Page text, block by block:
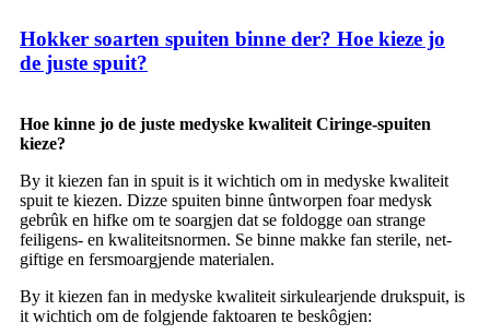
Hokker soarten spuiten binne der? Hoe kieze jo
de juste spuit?
Hoe kinne jo de juste medyske kwaliteit Ciringe-spuiten
kieze?
By it kiezen fan in spuit is it wichtich om in medyske kwaliteit
spuit te kiezen. Dizze spuiten binne ûntworpen foar medysk
gebrûk en hifke om te soargjen dat se foldogge oan strange
feiligens- en kwaliteitsnormen. Se binne makke fan sterile, net-
giftige en fersmoargjende materialen.
By it kiezen fan in medyske kwaliteit sirkulearjende drukspuit, is
it wichtich om de folgjende faktoaren te beskôgjen: